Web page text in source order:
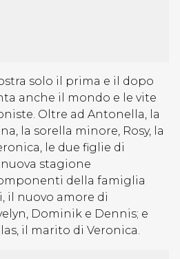
solo il prima e il dopo
anche il mondo e le vite
Oltre ad Antonella, la
la sorella minore, Rosy, la
le due figlie di
stagione
della famiglia
il nuovo amore di
Dominik e Dennis; e
il marito di Veronica.